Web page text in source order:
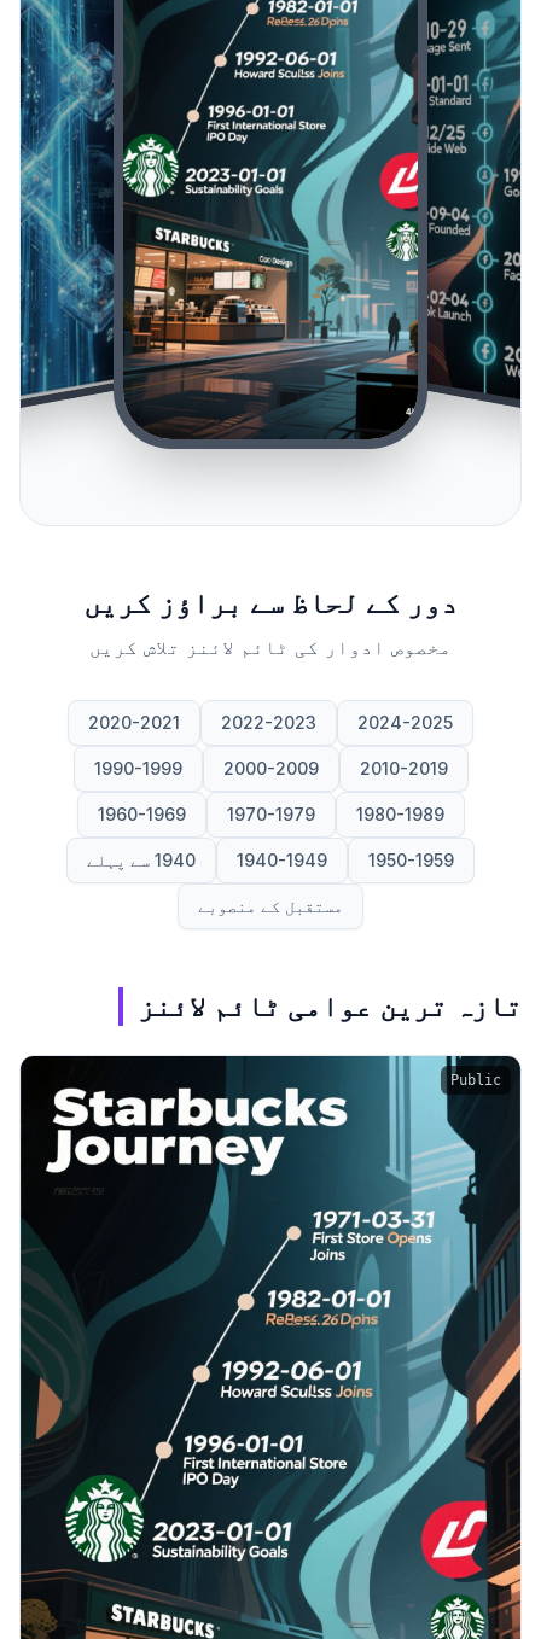
دور کے لحاظ سے براؤز کریں
مخصوص ادوار کی ٹائم لائنز تلاش کریں
2024-2025
2022-2023
2020-2021
2010-2019
2000-2009
1990-1999
1980-1989
1970-1979
1960-1969
1950-1959
1940-1949 1940 سے پہلے
مستقبل کے منصوبے
تازہ ترین عوامی ٹائم لائنز
Public